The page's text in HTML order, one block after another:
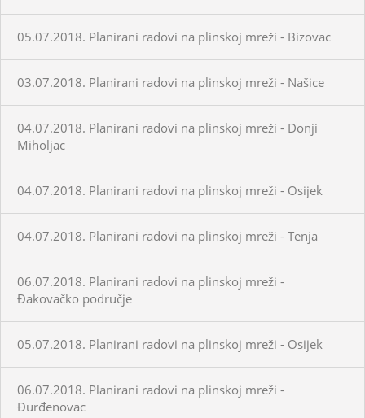
05.07.2018. Planirani radovi na plinskoj mreži - Bizovac
03.07.2018. Planirani radovi na plinskoj mreži - Našice
04.07.2018. Planirani radovi na plinskoj mreži - Donji
Miholjac
04.07.2018. Planirani radovi na plinskoj mreži - Osijek
04.07.2018. Planirani radovi na plinskoj mreži - Tenja
06.07.2018. Planirani radovi na plinskoj mreži -
Đakovačko područje
05.07.2018. Planirani radovi na plinskoj mreži - Osijek
06.07.2018. Planirani radovi na plinskoj mreži -
Đurđenovac